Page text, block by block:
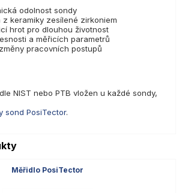
odolnost sondy
keramiky zesílené zirkoniem
hrot pro dlouhou životnost
a měřicích parametrů
pracovních postupů
NIST nebo PTB vložen u každé sondy,
sond PosiTector.
Měřidlo PosiTector